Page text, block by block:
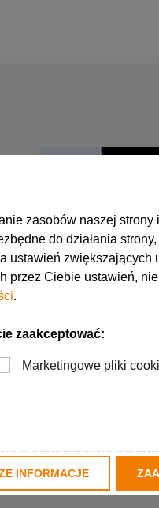
zasobów naszej
do działania
ustawień zwiększających
Ciebie ustawień,
.
zaakceptować:
Marketingowe pliki
INFORMACJE